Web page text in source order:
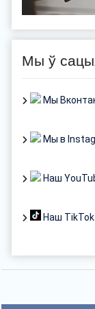
Мы ў
Мы
Мы в
Наш
Наш TikTok